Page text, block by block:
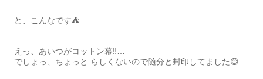
と、こんなです⛺️
えっ、あいつがコットン幕‼️…
でしょっ、ちょっと らしくないので随分と封印してました😅